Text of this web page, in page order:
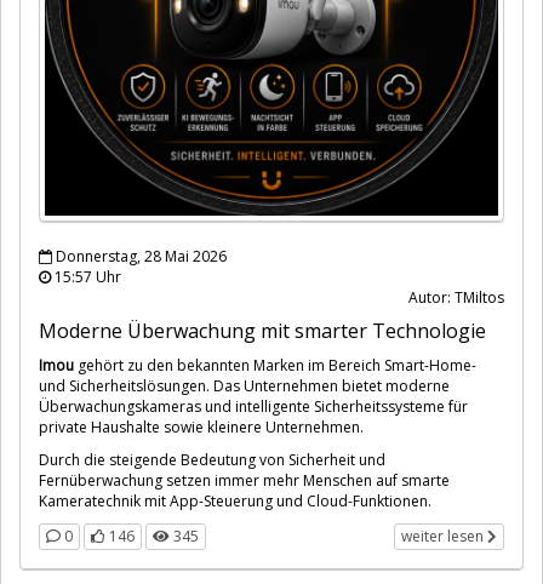
Donnerstag, 28 Mai 2026
15:57 Uhr
Autor: TMiltos
Moderne Überwachung mit smarter Technologie
Imou gehört zu den bekannten Marken im Bereich Smart-Home-
und Sicherheitslösungen. Das Unternehmen bietet moderne
Überwachungskameras und intelligente Sicherheitssysteme für
private Haushalte sowie kleinere Unternehmen.
Durch die steigende Bedeutung von Sicherheit und
Fernüberwachung setzen immer mehr Menschen auf smarte
Kameratechnik mit App-Steuerung und Cloud-Funktionen.
0
146 345 weiter lesen